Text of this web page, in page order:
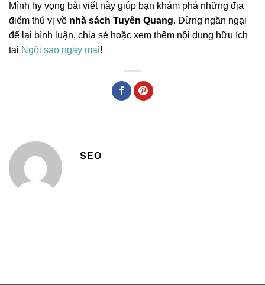
Mình hy vọng bài viết này giúp bạn khám phá những địa
điểm thú vị về nhà sách Tuyên Quang. Đừng ngần ngại
để lại bình luận, chia sẻ hoặc xem thêm nội dung hữu ích
tại Ngôi sao ngày mai!
SEO